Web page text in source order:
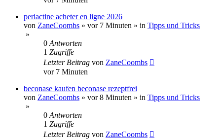
periactine acheter en ligne 2026
von ZaneCoombs » vor 7 Minuten » in Tipps und Tricks
»
0 Antworten
1 Zugriffe
Letzter Beitrag von ZaneCoombs
vor 7 Minuten
beconase kaufen beconase rezeptfrei
von ZaneCoombs » vor 8 Minuten » in Tipps und Tricks
»
0 Antworten
1 Zugriffe
Letzter Beitrag von ZaneCoombs